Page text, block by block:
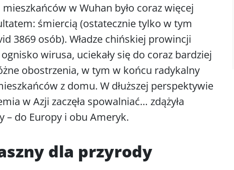
w Wuhan było coraz więcej
śmiercią (ostatecznie tylko w tym
3869 osób). Władze chińskiej prowincji
wirusa, uciekały się do coraz bardziej
obostrzenia, w tym w końcu radykalny
z domu. W dłuższej perspektywie
w Azji zaczęła spowalniać… zdążyła
– do Europy i obu Ameryk.
dla przyrody